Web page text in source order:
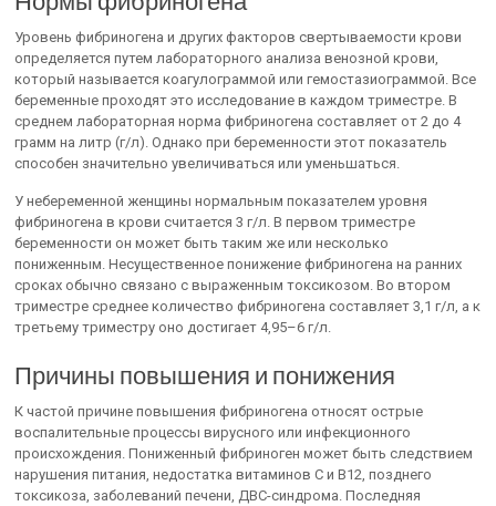
Уровень фибриногена и других факторов свертываемости крови
определяется путем лабораторного анализа венозной крови,
который называется коагулограммой или гемостазиограммой. Все
беременные проходят это исследование в каждом триместре. В
среднем лабораторная норма фибриногена составляет от 2 до 4
грамм на литр (г/л). Однако при беременности этот показатель
способен значительно увеличиваться или уменьшаться.
У небеременной женщины нормальным показателем уровня
фибриногена в крови считается 3 г/л. В первом триместре
беременности он может быть таким же или несколько
пониженным. Несущественное понижение фибриногена на ранних
сроках обычно связано с выраженным токсикозом. Во втором
триместре среднее количество фибриногена составляет 3,1 г/л, а к
третьему триместру оно достигает 4,95–6 г/л.
Причины повышения и понижения
К частой причине повышения фибриногена относят острые
воспалительные процессы вирусного или инфекционного
происхождения. Пониженный фибриноген может быть следствием
нарушения питания, недостатка витаминов С и В12, позднего
токсикоза, заболеваний печени, ДВС-синдрома. Последняя